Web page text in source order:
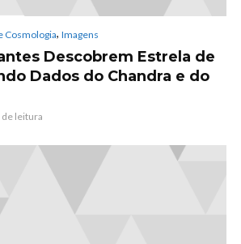
Cosmologia, Imagens
Descobrem Estrela de
Dados do Chandra e do
de leitura